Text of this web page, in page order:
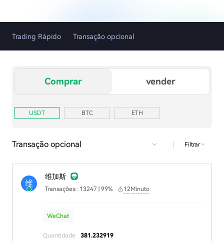
Trading Rápido Transação opcional
Comprar vender
USDT BTC ETH
Transação opcional | Filtrar
维
维加斯
Transações:: 13247 | 99% 12Minuto
WeChat
Quantidade
381.232919